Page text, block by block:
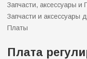
Запчасти, аксессуары и
Запчасти и аксессуары
Платы
Плата